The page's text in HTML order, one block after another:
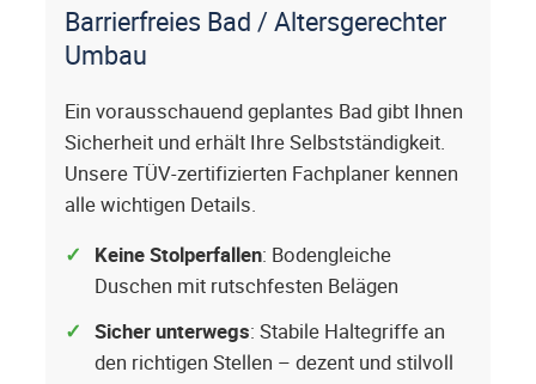
Barrierfreies Bad / Altersgerechter
Umbau
Ein vorausschauend geplantes Bad gibt Ihnen
Sicherheit und erhält Ihre Selbstständigkeit.
Unsere TÜV-zertifizierten Fachplaner kennen
alle wichtigen Details.
Keine Stolperfallen: Bodengleiche
Duschen mit rutschfesten Belägen
Sicher unterwegs: Stabile Haltegriffe an
den richtigen Stellen – dezent und stilvoll